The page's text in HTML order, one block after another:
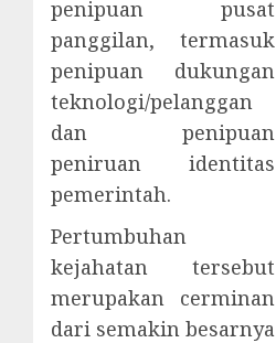
penipuan pusat
panggilan, termasuk
penipuan dukungan
teknologi/pelanggan
dan penipuan
peniruan identitas
pemerintah.
Pertumbuhan
kejahatan tersebut
merupakan cerminan
dari semakin besarnya